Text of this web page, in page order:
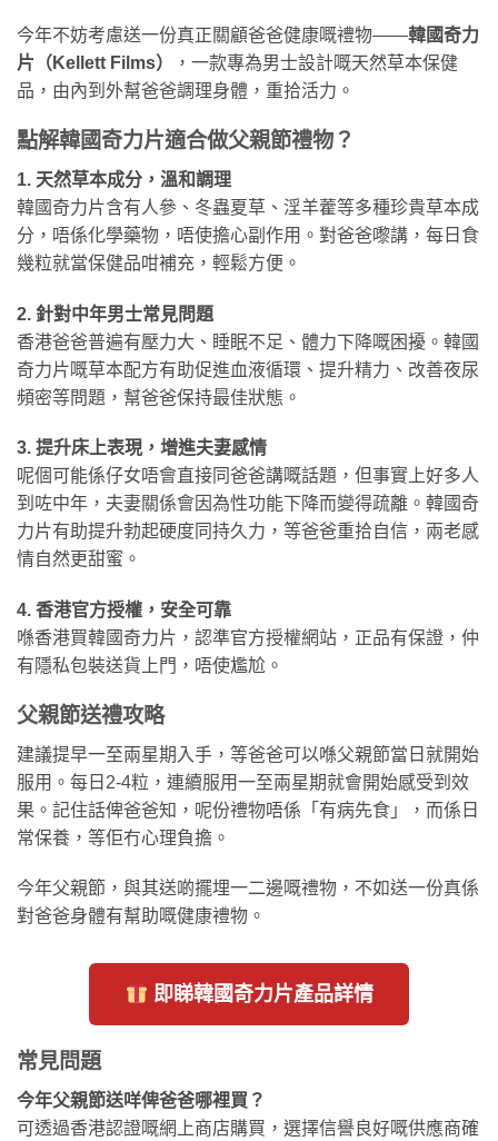
今年不妨考慮送一份真正關顧爸爸健康嘅禮物——韓國奇力
片（Kellett Films）
，一款專為男士設計嘅天然草本保健
品，由內到外幫爸爸調理身體，重拾活力。
點解韓國奇力片適合做父親節禮物？
1. 天然草本成分，溫和調理
韓國奇力片含有人參、冬蟲夏草、淫羊藿等多種珍貴草本成
分，唔係化學藥物，唔使擔心副作用。對爸爸嚟講，每日食
幾粒就當保健品咁補充，輕鬆方便。
2. 針對中年男士常見問題
香港爸爸普遍有壓力大、睡眠不足、體力下降嘅困擾。韓國
奇力片嘅草本配方有助促進血液循環、提升精力、改善夜尿
頻密等問題，幫爸爸保持最佳狀態。
3. 提升床上表現，增進夫妻感情
呢個可能係仔女唔會直接同爸爸講嘅話題，但事實上好多人
到咗中年，夫妻關係會因為性功能下降而變得疏離。韓國奇
力片有助提升勃起硬度同持久力，等爸爸重拾自信，兩老感
情自然更甜蜜。
4. 香港官方授權，安全可靠
喺香港買韓國奇力片，認準官方授權網站，正品有保證，仲
有隱私包裝送貨上門，唔使尷尬。
父親節送禮攻略
建議提早一至兩星期入手，等爸爸可以喺父親節當日就開始
服用。每日2-4粒，連續服用一至兩星期就會開始感受到效
果。記住話俾爸爸知，呢份禮物唔係「有病先食」，而係日
常保養，等佢冇心理負擔。
今年父親節，與其送啲擺埋一二邊嘅禮物，不如送一份真係
對爸爸身體有幫助嘅健康禮物。
即睇韓國奇力片產品詳情
常見問題
今年父親節送咩俾爸爸哪裡買？
可透過香港認證嘅網上商店購買，選擇信譽良好嘅供應商確